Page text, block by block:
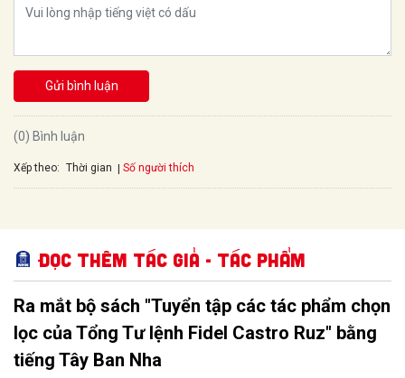
Gửi bình luận
(0) Bình luận
Xếp theo: Thời gian Số người thích
Đọc thêm Tác giả - tác phẩm
Ra mắt bộ sách "Tuyển tập các tác phẩm chọn
lọc của Tổng Tư lệnh Fidel Castro Ruz" bằng
tiếng Tây Ban Nha